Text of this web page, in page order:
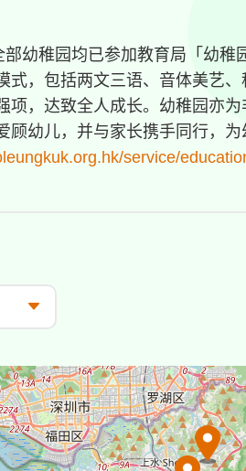
幼稚园均已参加教育局「幼
，包括两文三语、音体美艺
，达致全人成长。幼稚园亦
幼儿，并与家长携手同行，
service/